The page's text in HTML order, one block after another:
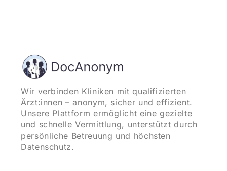
Wir verbinden Kliniken mit qualifizierten
Ärzt:innen – anonym, sicher und effizient.
Unsere Plattform ermöglicht eine gezielte
und schnelle Vermittlung, unterstützt durch
persönliche Betreuung und höchsten
Datenschutz.